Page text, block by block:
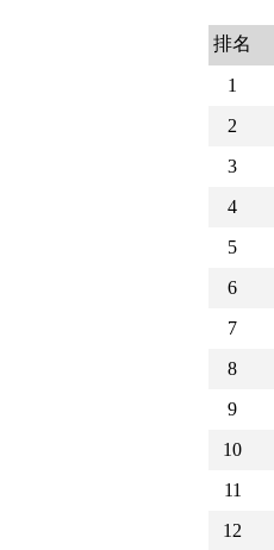
排名
1
2
3
4
5
6
7
8
9
10
11
12